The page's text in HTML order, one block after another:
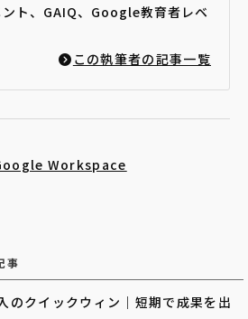
ト、GAIQ、Google教育者レベ
この執筆者の記事一覧
Workspace
事
クイックウィン｜短期で成果を出